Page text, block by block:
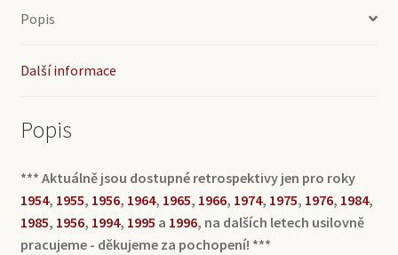
Popis
Další informace
Popis
*** Aktuálně jsou dostupné retrospektivy jen pro roky
1954, 1955, 1956, 1964, 1965, 1966, 1974, 1975, 1976, 1984,
1985, 1956, 1994, 1995 a 1996, na dalších letech usilovně
pracujeme - děkujeme za pochopení! ***